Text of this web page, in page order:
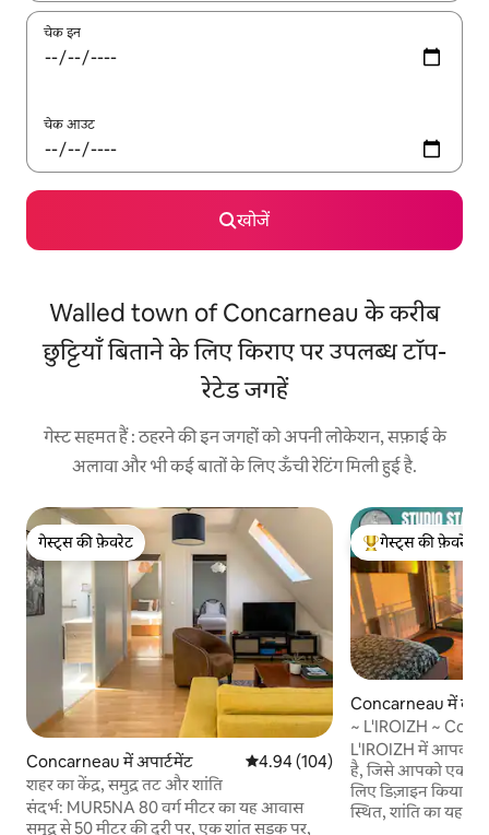
चेक इन
चेक आउट
खोजें
Walled town of Concarneau के करीब
छुट्टियाँ बिताने के लिए किराए पर उपलब्ध टॉप-
रेटेड जगहें
गेस्ट सहमत हैं : ठहरने की इन जगहों को अपनी लोकेशन, सफ़ाई के
अलावा और भी कई बातों के लिए ऊँची रेटिंग मिली हुई है.
गेस्ट्स की फ़ेवरेट
गेस्ट्स की फ़ेवरेट
Concarneau में अपार्टमेंट औसत रेटिंग 5 में से 4.94, 104 समीक्षाएँ
4.94 (104)
शहर का केंद्र, समुद्र तट और शांति
संदर्भ: MUR5NA 80 वर्ग मीटर का यह आवास
समुद्र से 50 मीटर की दूरी पर, एक शांत सड़क पर,
गेस्ट्स का टॉप फ़ेवरेट
गेस्ट्स की फ़ेवरेट
Concarneau में
~ L'IROIZH ~
STUDIO
L'IROIZH में आपका
है, जिसे आपको एक
लिए डिज़ाइन किया
स्थित, शांति का यह